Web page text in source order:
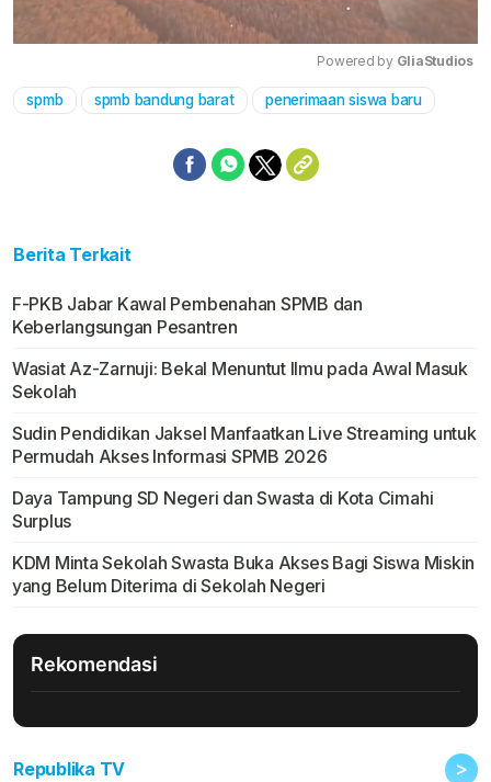
Mute
Powered by GliaStudios
spmb spmb bandung barat penerimaan siswa baru
Berita Terkait
F-PKB Jabar Kawal Pembenahan SPMB dan
Keberlangsungan Pesantren
Wasiat Az-Zarnuji: Bekal Menuntut Ilmu pada Awal Masuk
Sekolah
Sudin Pendidikan Jaksel Manfaatkan Live Streaming untuk
Permudah Akses Informasi SPMB 2026
Daya Tampung SD Negeri dan Swasta di Kota Cimahi
Surplus
KDM Minta Sekolah Swasta Buka Akses Bagi Siswa Miskin
yang Belum Diterima di Sekolah Negeri
Rekomendasi
Republika TV >